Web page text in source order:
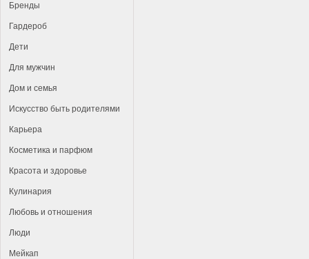
Бренды
Гардероб
Дети
Для мужчин
Дом и семья
Искусство быть родителями
Карьера
Косметика и парфюм
Красота и здоровье
Кулинария
Любовь и отношения
Люди
Мейкап